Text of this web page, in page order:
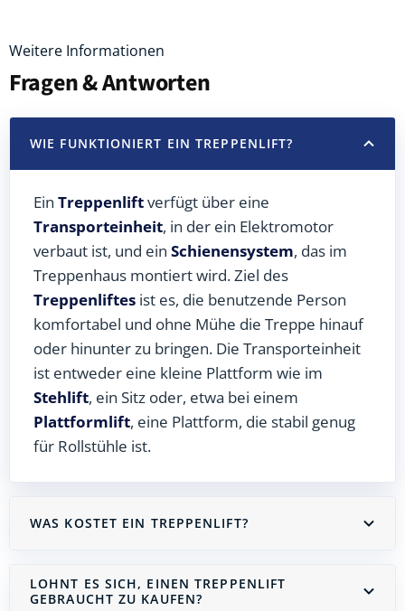
Weitere Informationen
Fragen & Antworten
WIE FUNKTIONIERT EIN TREPPENLIFT?
Ein Treppenliftverfügt über eine
Transporteinheit, in der ein Elektromotor
verbaut ist, und ein Schienensystem, das im
Treppenhaus montiert wird. Ziel des
Treppenliftes ist es, die benutzende Person
komfortabel und ohne Mühe die Treppe hinauf
oder hinunter zu bringen. Die Transporteinheit
ist entweder eine kleine Plattform wie im
Stehlift, ein Sitz oder, etwa bei einem
Plattformlift, eine Plattform, die stabil genug
für Rollstühle ist.
WAS KOSTET EIN TREPPENLIFT?
LOHNT ES SICH, EINEN TREPPENLIFT
GEBRAUCHT ZU KAUFEN?